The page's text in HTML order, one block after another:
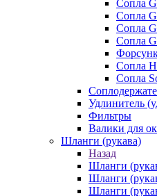
Сопла
Сопла
Сопла
Сопла
Сопла
Сопла
Удлинитель
Фильтры
Валики для
Шланги (рукава)
Назад
Шланги
Шланги
Шланги